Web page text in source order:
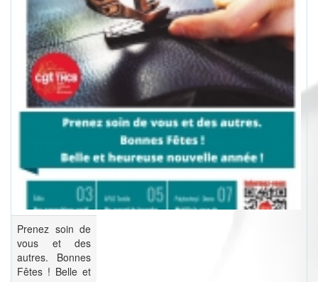
Prenez soin de
vous et des
autres. Bonnes
Fêtes ! Belle et